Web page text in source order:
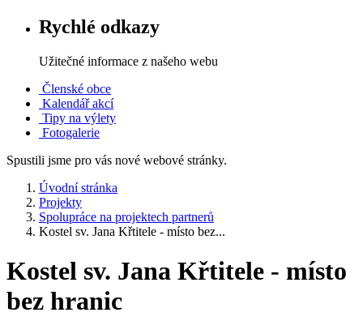
Rychlé odkazy
Užitečné informace z našeho webu
Členské obce
Kalendář akcí
Tipy na výlety
Fotogalerie
Spustili jsme pro vás nové webové stránky.
Úvodní stránka
Projekty
Spolupráce na projektech partnerů
Kostel sv. Jana Křtitele - místo bez...
Kostel sv. Jana Křtitele - místo
bez hranic